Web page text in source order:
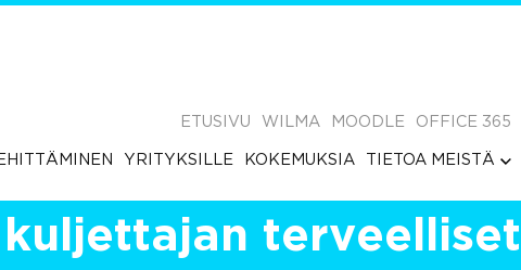
ETUSIVU WILMA MOODLE OFFICE 365
YRITYKSILLE KOKEMUKSIA TIETOA MEISTÄ
terveelliset